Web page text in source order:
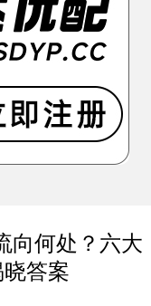
向何处？六大
答案